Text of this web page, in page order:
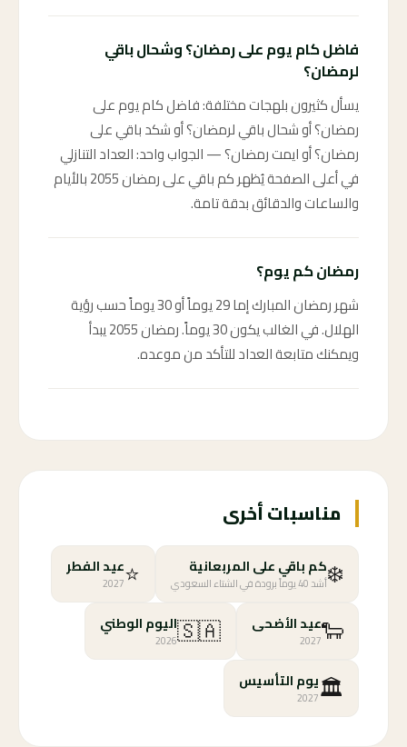
فاضل كام يوم على رمضان؟ وشحال باقي
لرمضان؟
يسأل كثيرون بلهجات مختلفة: فاضل كام يوم على
رمضان؟ أو شحال باقي لرمضان؟ أو شكد باقي على
رمضان؟ أو ايمت رمضان؟ — الجواب واحد: العداد التنازلي
في أعلى الصفحة يُظهر كم باقي على رمضان 2055 بالأيام
والساعات والدقائق بدقة تامة.
رمضان كم يوم؟
شهر رمضان المبارك إما 29 يوماً أو 30 يوماً حسب رؤية
الهلال. في الغالب يكون 30 يوماً. رمضان 2055 يبدأ
ويمكنك متابعة العداد للتأكد من موعده.
مناسبات أخرى
❄️كم باقي على المربعانية
أشد 40 يوماً برودة في الشتاء السعودي ⭐عيد الفطر
2027
🐑عيد الأضحى
2027
🇸🇦اليوم الوطني
2026
🏛️يوم التأسيس
2027